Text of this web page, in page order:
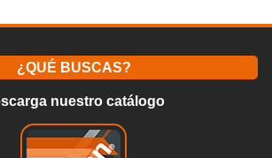
¿QUÉ BUSCAS?
nuestro catálogo